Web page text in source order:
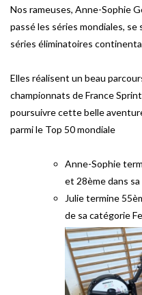
Nos rameuses, Anne-Sophie
passé les séries mondiales,
séries éliminatoires
Elles réalisent un beau
championnats de France
poursuivre cette belle
parmi le Top 50 mondiale
Anne-Sophie
et 28ème dans
Julie termine
de sa catégorie